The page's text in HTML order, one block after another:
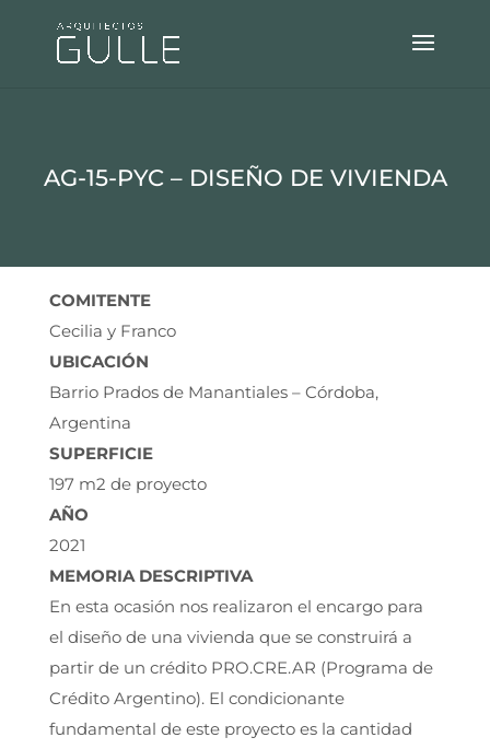
AG-15-PYC – DISEÑO DE VIVIENDA
COMITENTE
Cecilia y Franco
UBICACIÓN
Barrio Prados de Manantiales – Córdoba,
Argentina
SUPERFICIE
197 m2 de proyecto
AÑO
2021
MEMORIA DESCRIPTIVA
En esta ocasión nos realizaron el encargo para
el diseño de una vivienda que se construirá a
partir de un crédito PRO.CRE.AR (Programa de
Crédito Argentino). El condicionante
fundamental de este proyecto es la cantidad